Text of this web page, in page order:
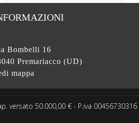
Bombelli 16
Premariacco (UD)
mappa
versato 50.000,00 € - P.iva 00456730316